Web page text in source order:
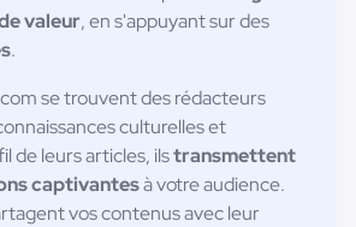
valeur, en s'appuyant sur des
.
se trouvent des rédacteurs
culturelles et
de leurs articles, ilstransmettent
captivantesà votre audience.
vos contenus avec leur